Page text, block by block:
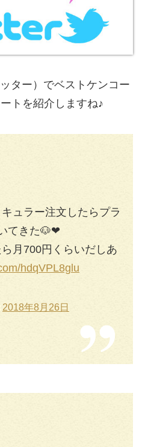
ター）でベストケンコー
トを紹介しますね♪
ュラー注文したらプラ
てきた🐶❤︎
月700円くらいだしあ
hdqVPL8glu
2018年8月26日